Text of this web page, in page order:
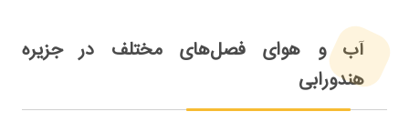
آب و هوای فصل‌های مختلف در جزیره
هندورابی